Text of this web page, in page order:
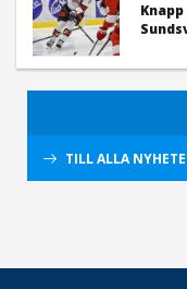
TILL ALLA